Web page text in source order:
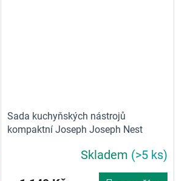
Sada kuchyňských nástrojů
kompaktní Joseph Joseph Nest
Skladem (>5 ks)